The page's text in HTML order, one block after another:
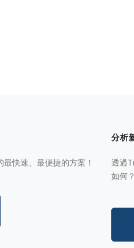
快速、最便捷的方案！
分析
透過
如何？